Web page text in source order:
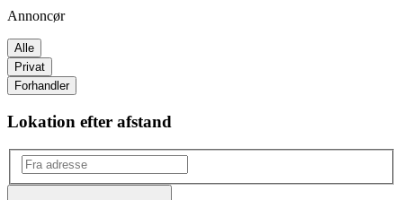
Annoncør
Alle
Privat
Forhandler
Lokation efter afstand